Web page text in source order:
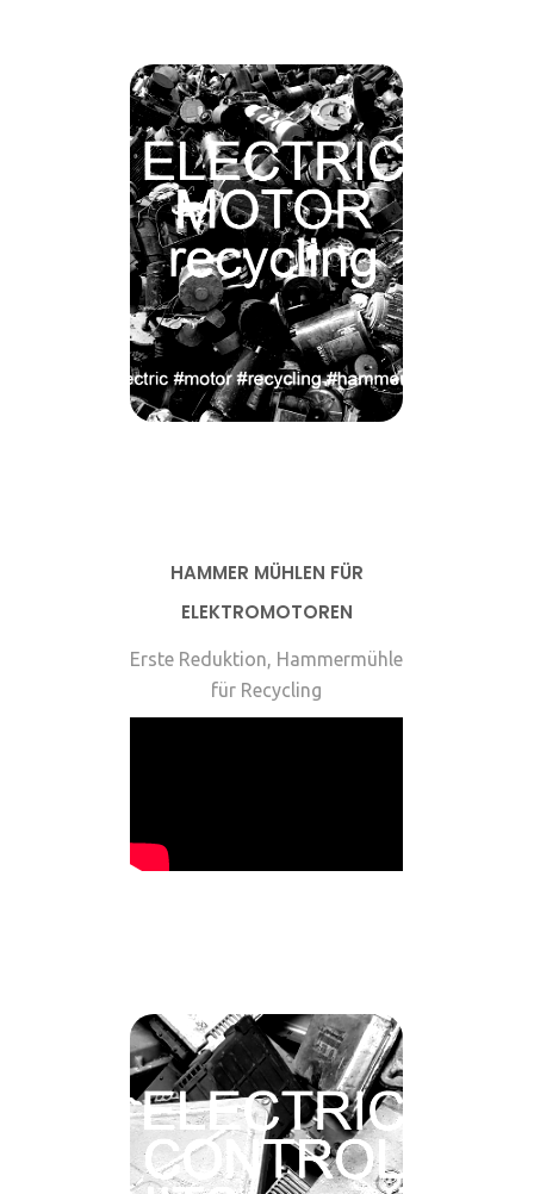
HAMMER MÜHLEN FÜR
ELEKTROMOTOREN
Erste Reduktion, Hammermühle
für Recycling